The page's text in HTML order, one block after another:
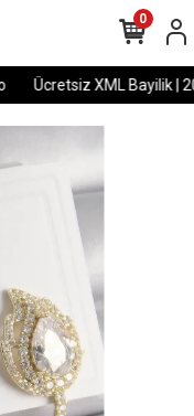
Ücretsiz XML Bayilik |
0